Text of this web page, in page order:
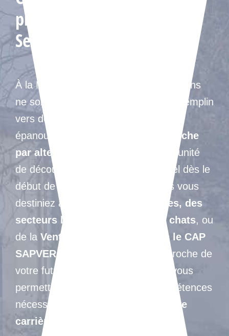
professionnel à la MFR de
Secondigny
À la MFR de Secondigny, nos formations
ne sont pas une fin en soi, mais un tremplin
vers des métiers passionnants et
épanouissants. Grâce à notre
approche
par alternance
, vous aurez l’opportunité
de découvrir le monde professionnel dès le
début de votre parcours. Que vous vous
destiniez aux
métiers des services, des
secteurs liés aux chiens et aux chats, ou
de la Vente en Milieu Rural avec le CAP
SAPVER,
chaque étape vous rapproche de
votre futur métier. Nos formations vous
permettent de développer les compétences
nécessaires
pour réussir dans votre
carrière